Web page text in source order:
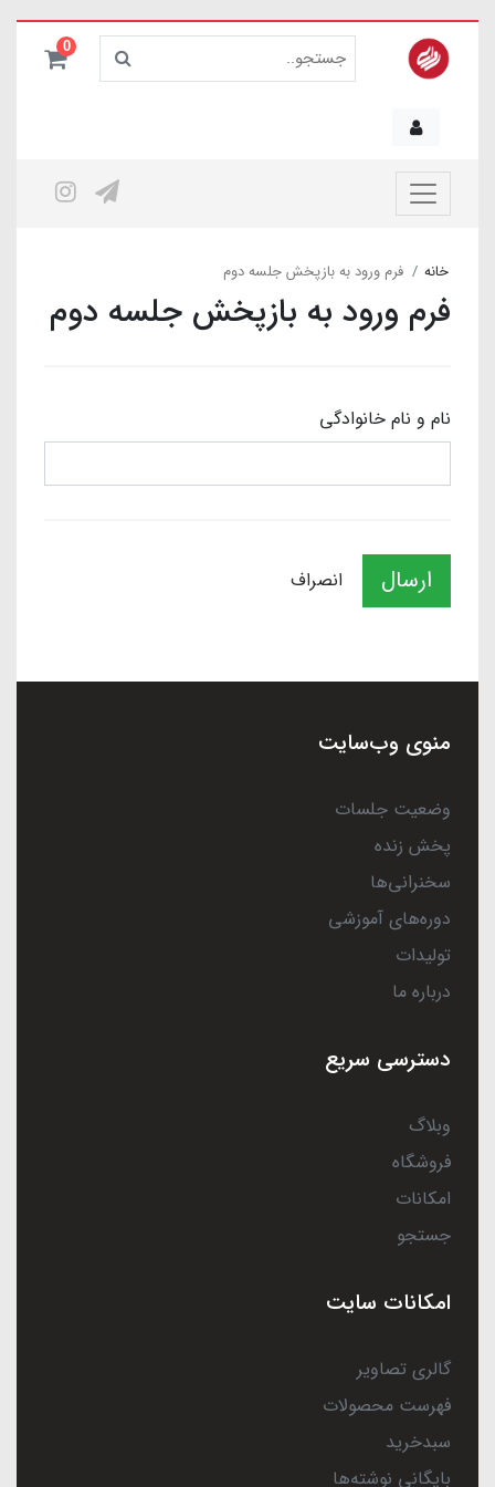
0
خانه فرم ورود به بازپخش جلسه دوم
فرم ورود به بازپخش جلسه دوم
نام و نام خانوادگی
ارسال انصراف
منوی وب‌سایت
وضعیت جلسات
پخش زنده
سخنرانی‌ها
دوره‌های آموزشی
تولیدات
درباره ما
دسترسی سریع
وبلاگ
فروشگاه
امکانات
جستجو
امکانات سایت
گالری تصاویر
فهرست محصولات
سبدخرید
بایگانی نوشته‌ها